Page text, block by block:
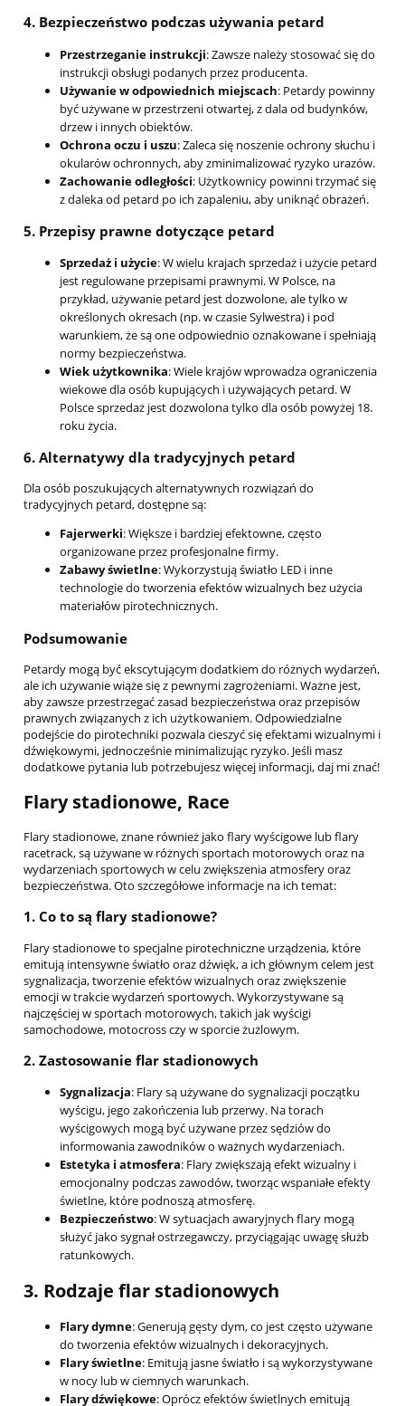
4. Bezpieczeństwo podczas używania petard
Przestrzeganie instrukcji: Zawsze należy stosować się do
instrukcji obsługi podanych przez producenta.
Używanie w odpowiednich miejscach: Petardy powinny
być używane w przestrzeni otwartej, z dala od budynków,
drzew i innych obiektów.
Ochrona oczu i uszu: Zaleca się noszenie ochrony słuchu i
okularów ochronnych, aby zminimalizować ryzyko urazów.
Zachowanie odległości: Użytkownicy powinni trzymać się
z daleka od petard po ich zapaleniu, aby uniknąć obrażeń.
5. Przepisy prawne dotyczące petard
Sprzedaż i użycie: W wielu krajach sprzedaż i użycie petard
jest regulowane przepisami prawnymi. W Polsce, na
przykład, używanie petard jest dozwolone, ale tylko w
określonych okresach (np. w czasie Sylwestra) i pod
warunkiem, że są one odpowiednio oznakowane i spełniają
normy bezpieczeństwa.
Wiek użytkownika: Wiele krajów wprowadza ograniczenia
wiekowe dla osób kupujących i używających petard. W
Polsce sprzedaż jest dozwolona tylko dla osób powyżej 18.
roku życia.
6. Alternatywy dla tradycyjnych petard
Dla osób poszukujących alternatywnych rozwiązań do
tradycyjnych petard, dostępne są:
Fajerwerki: Większe i bardziej efektowne, często
organizowane przez profesjonalne firmy.
Zabawy świetlne: Wykorzystują światło LED i inne
technologie do tworzenia efektów wizualnych bez użycia
materiałów pirotechnicznych.
Podsumowanie
Petardy mogą być ekscytującym dodatkiem do różnych wydarzeń,
ale ich używanie wiąże się z pewnymi zagrożeniami. Ważne jest,
aby zawsze przestrzegać zasad bezpieczeństwa oraz przepisów
prawnych związanych z ich użytkowaniem. Odpowiedzialne
podejście do pirotechniki pozwala cieszyć się efektami wizualnymi i
dźwiękowymi, jednocześnie minimalizując ryzyko. Jeśli masz
dodatkowe pytania lub potrzebujesz więcej informacji, daj mi znać!
Flary stadionowe, Race
Flary stadionowe, znane również jako flary wyścigowe lub flary
racetrack, są używane w różnych sportach motorowych oraz na
wydarzeniach sportowych w celu zwiększenia atmosfery oraz
bezpieczeństwa. Oto szczegółowe informacje na ich temat:
1. Co to są flary stadionowe?
Flary stadionowe to specjalne pirotechniczne urządzenia, które
emitują intensywne światło oraz dźwięk, a ich głównym celem jest
sygnalizacja, tworzenie efektów wizualnych oraz zwiększenie
emocji w trakcie wydarzeń sportowych. Wykorzystywane są
najczęściej w sportach motorowych, takich jak wyścigi
samochodowe, motocross czy w sporcie żużlowym.
2. Zastosowanie flar stadionowych
Sygnalizacja: Flary są używane do sygnalizacji początku
wyścigu, jego zakończenia lub przerwy. Na torach
wyścigowych mogą być używane przez sędziów do
informowania zawodników o ważnych wydarzeniach.
Estetyka i atmosfera: Flary zwiększają efekt wizualny i
emocjonalny podczas zawodów, tworząc wspaniałe efekty
świetlne, które podnoszą atmosferę.
Bezpieczeństwo: W sytuacjach awaryjnych flary mogą
służyć jako sygnał ostrzegawczy, przyciągając uwagę służb
ratunkowych.
3. Rodzaje flar stadionowych
Flary dymne: Generują gęsty dym, co jest często używane
do tworzenia efektów wizualnych i dekoracyjnych.
Flary świetlne: Emitują jasne światło i są wykorzystywane
w nocy lub w ciemnych warunkach.
Flary dźwiękowe: Oprócz efektów świetlnych emitują